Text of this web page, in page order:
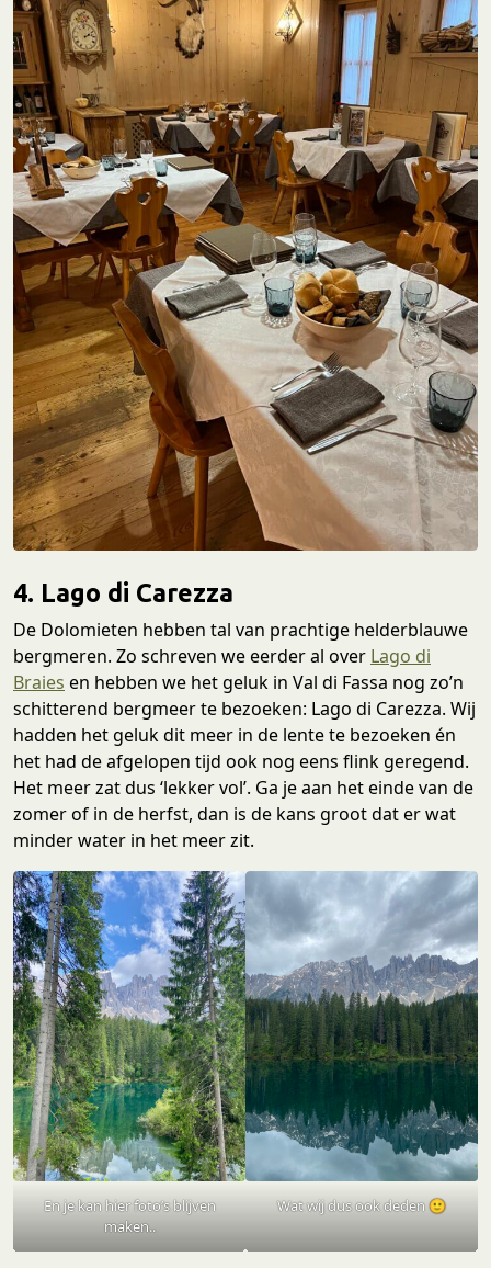
4. Lago di Carezza
De Dolomieten hebben tal van prachtige helderblauwe
bergmeren. Zo schreven we eerder al over Lago di
Braies en hebben we het geluk in Val di Fassa nog zo’n
schitterend bergmeer te bezoeken: Lago di Carezza. Wij
hadden het geluk dit meer in de lente te bezoeken én
het had de afgelopen tijd ook nog eens flink geregend.
Het meer zat dus ‘lekker vol’. Ga je aan het einde van de
zomer of in de herfst, dan is de kans groot dat er wat
minder water in het meer zit.
En je kan hier foto’s blijven
maken..
Wat wij dus ook deden 🙂